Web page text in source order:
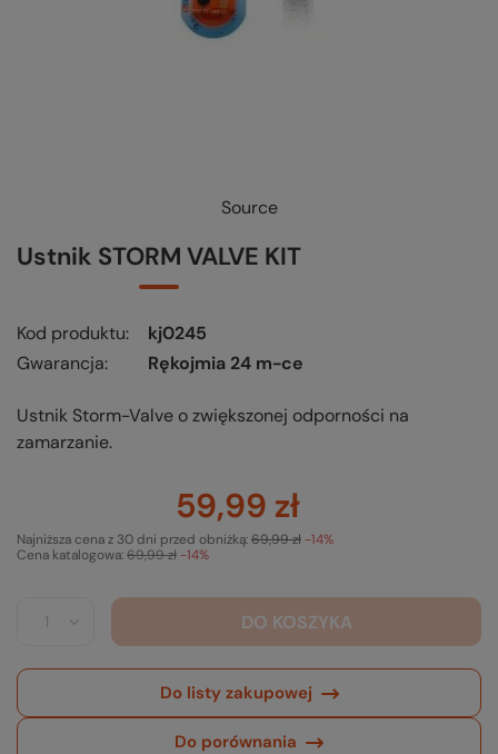
Source
Ustnik STORM VALVE KIT
Kod produktu
kj0245
Gwarancja
Rękojmia 24 m-ce
Ustnik Storm-Valve o zwiększonej odporności na
zamarzanie.
59,99 zł
Cena katalogowa:69,99 zł -14%
Najniższa cena z 30 dni przed obniżką:69,99 zł -14%
DO KOSZYKA
Do listy zakupowej
Do porównania